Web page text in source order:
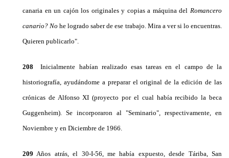
canaria en un cajón los originales y copias a máquina del Romancero
canario? Nohe logrado saber de ese trabajo. Mira a ver si lo encuentras.
Quieren publicarlo".
208 Inicialmente habían realizado esas tareas en el campo de la
historiografía, ayudándome a preparar el original de la edición de las
crónicas de Alfonso XI (proyecto por el cual había recibido la beca
Guggenheim). Se incorporaron al "Seminario", respectiva­mente, en
Noviembre y en Diciembre de 1966.
209 Años atrás, el 30-I-56, me había expuesto, des­de Táriba, San